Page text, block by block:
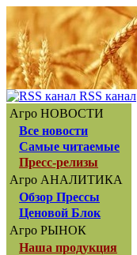
RSS канал
Агро НОВОСТИ
Все новости
Самые читаемые
Пресс-релизы
Агро АНАЛИТИКА
Обзор Прессы
Ценовой Блок
Агро РЫНОК
Наша продукция